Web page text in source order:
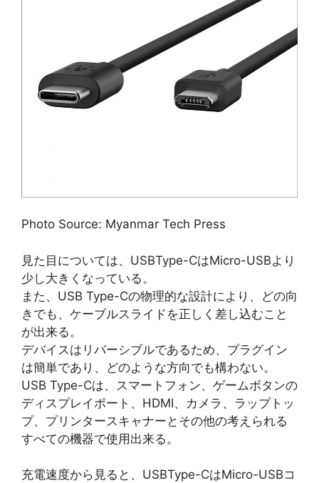
Photo Source: Myanmar Tech Press
見た目については、USBType-CはMicro-USBより
少し大きくなっている。
また、USB Type-Cの物理的な設計により、どの向
きでも、ケーブルスライドを正しく差し込むこと
が出来る。
デバイスはリバーシブルであるため、プラグイン
は簡単であり、どのような方向でも構わない。
USB Type-Cは、スマートフォン、ゲームボタンの
ディスプレイポート、HDMI、カメラ、ラップトッ
プ、プリンタースキャナーとその他の考えられる
すべての機器で使用出来る。
充電速度から見ると、USBType-CはMicro-USBコ